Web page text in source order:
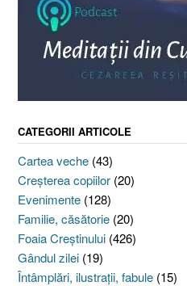
CATEGORII ARTICOLE
Cartea veche (43)
Creşterea copiilor (20)
Evenimente (128)
Familie, căsătorie (20)
Foaia Creştinului (426)
Gândul zilei (19)
Întâmplări, ilustraţii, fabule (15)